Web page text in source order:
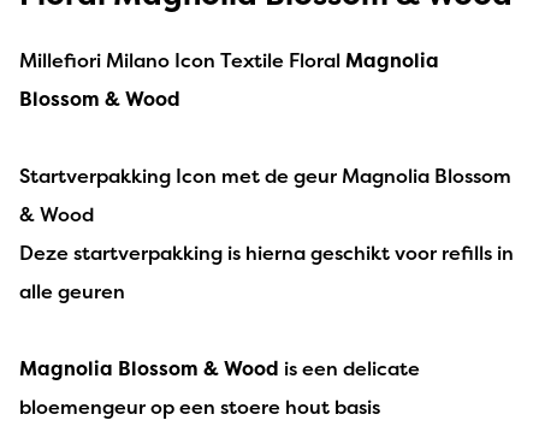
Millefiori Milano Icon Textile FloralMagnolia
Blossom & Wood
Startverpakking Icon met de geur Magnolia Blossom
& Wood
Deze startverpakking is hierna geschikt voor refills in
alle geuren
Magnolia Blossom & Wood is een delicate
bloemengeur op een stoere hout basis